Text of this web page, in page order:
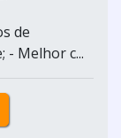
de
- Melhor c...